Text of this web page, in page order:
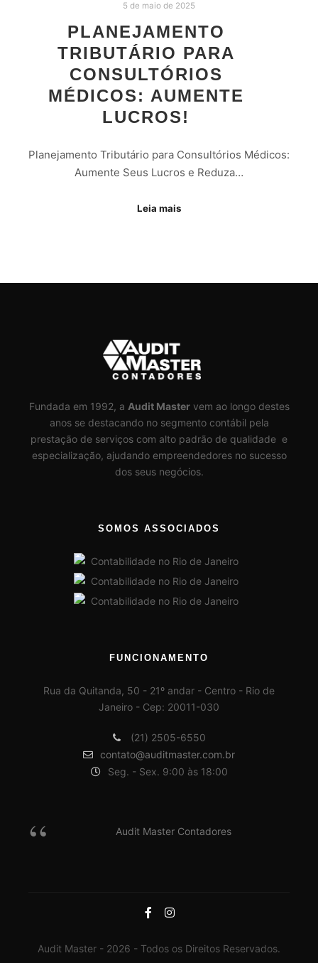
5 de maio de 2025
PLANEJAMENTO
TRIBUTÁRIO PARA
CONSULTÓRIOS
MÉDICOS: AUMENTE
LUCROS!
Planejamento Tributário para Consultórios Médicos:
Aumente Seus Lucros e Reduza…
Leia mais
Fundada em 1992, a Audit Mastervem ao longo destes
anos se destacando no segmento contábil pela
prestação de serviços com alto padrão de qualidade e
especialização, ajudando empreendedores no sucesso
dos seus negócios.
SOMOS ASSOCIADOS
FUNCIONAMENTO
Rua da Quitanda, 50 - 21º andar - Centro - Rio de
Janeiro - Cep: 20011-030
(21) 2505-6550
contato@auditmaster.com.br
Seg. - Sex. 9:00 às 18:00
Audit Master Contadores
Audit Master - 2026 - Todos os Direitos Reservados.